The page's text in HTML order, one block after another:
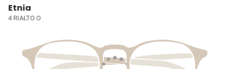
Etnia
4 RIALTO O